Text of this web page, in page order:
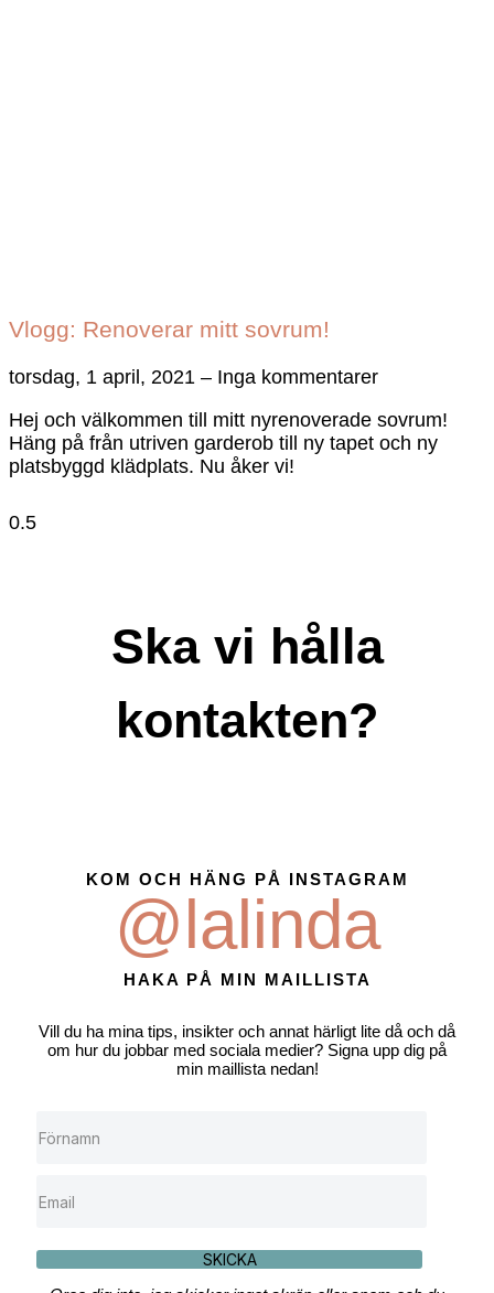
Vlogg: Renoverar mitt sovrum!
torsdag, 1 april, 2021
Inga kommentarer
Hej och välkommen till mitt nyrenoverade sovrum!
Häng på från utriven garderob till ny tapet och ny
platsbyggd klädplats. Nu åker vi!
Ska vi hålla
kontakten?
KOM OCH HÄNG PÅ INSTAGRAM
@lalinda
HAKA PÅ MIN MAILLISTA
Vill du ha mina tips, insikter och annat härligt lite då och då
om hur du jobbar med sociala medier? Signa upp dig på
min maillista nedan!
SKICKA